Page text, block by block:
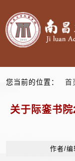
您当前的位置： 首
关于际銮书
作者/